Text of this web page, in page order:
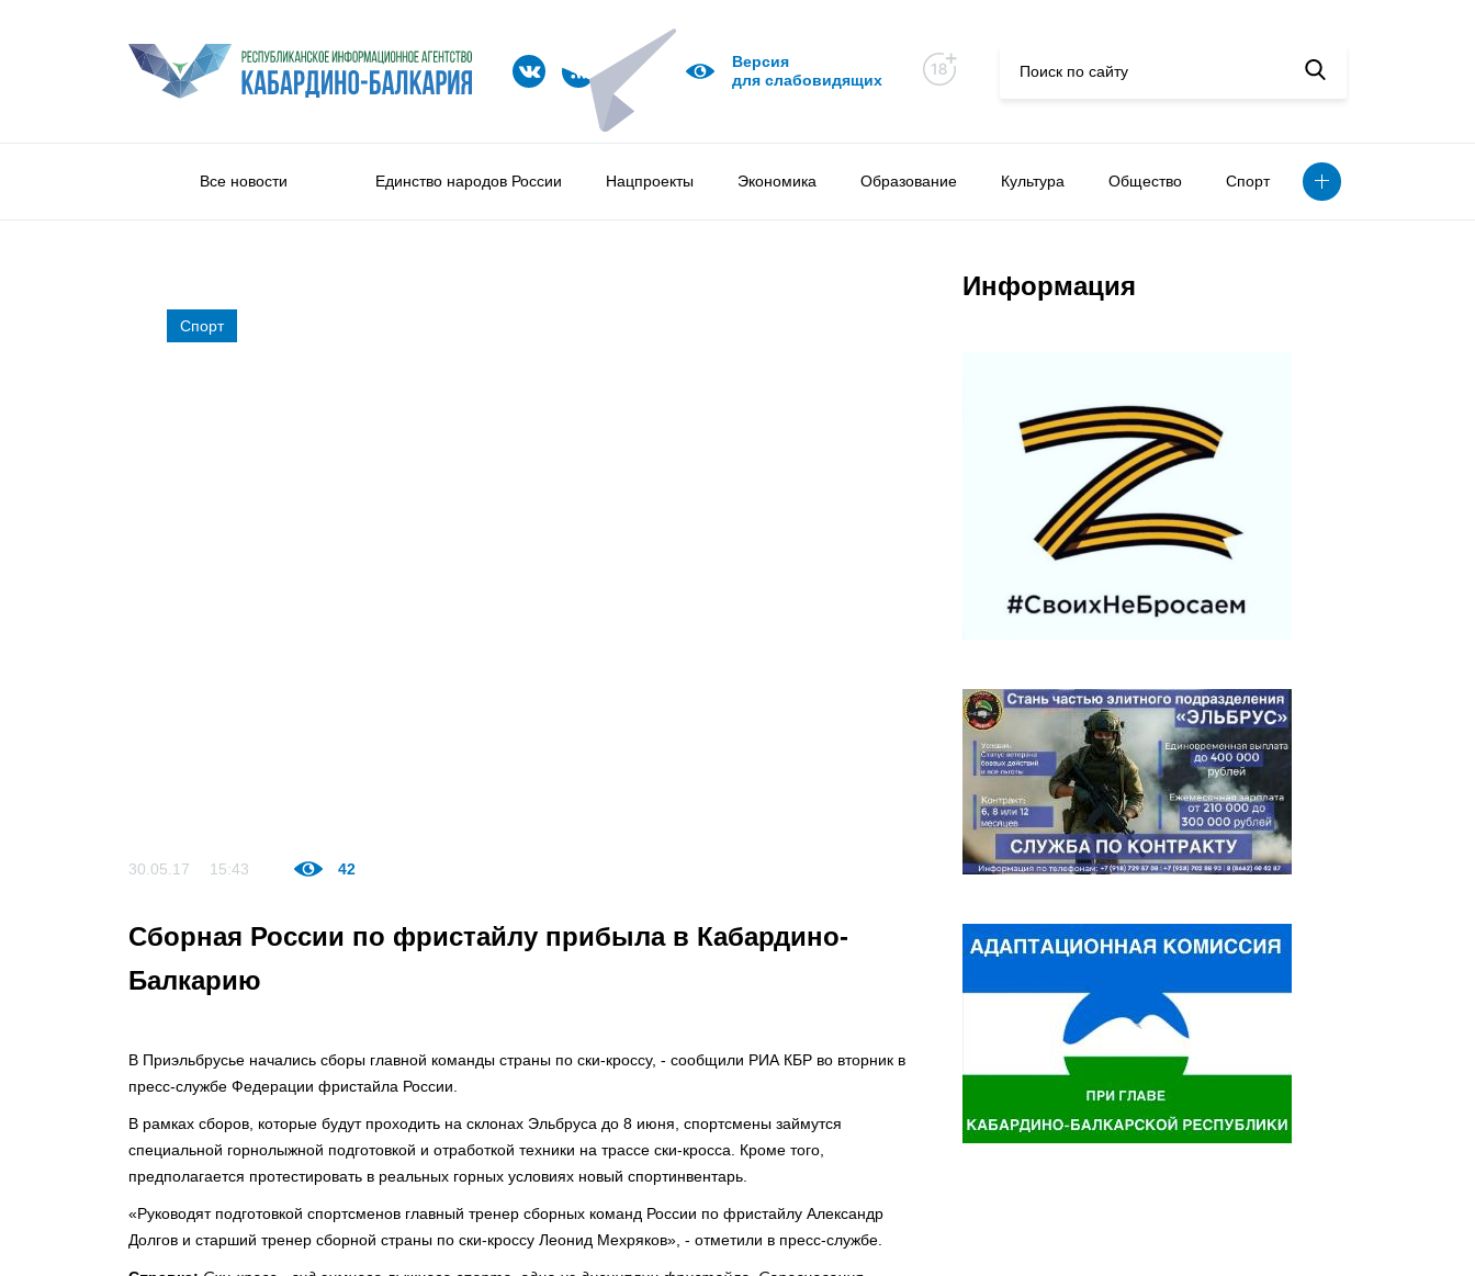
Версия
для слабовидящих
Все новости Единство народов России Нацпроекты Экономика Образование Культура Общество Спорт
Спорт
30.05.17 15:43 42
Сборная России по фристайлу прибыла в Кабардино-
Балкарию
В Приэльбрусье начались сборы главной команды страны по ски-кроссу, - сообщили РИА КБР во вторник в
пресс-службе Федерации фристайла России.
В рамках сборов, которые будут проходить на склонах Эльбруса до 8 июня, спортсмены займутся
специальной горнолыжной подготовкой и отработкой техники на трассе ски-кросса. Кроме того,
предполагается протестировать в реальных горных условиях новый спортинвентарь.
«Руководят подготовкой спортсменов главный тренер сборных команд России по фристайлу Александр
Долгов и старший тренер сборной страны по ски-кроссу Леонид Мехряков», - отметили в пресс-службе.
Информация